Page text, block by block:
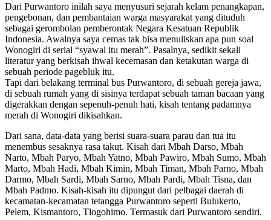
Dari Purwantoro inilah saya menyusuri sejarah kelam penangkapan,
pengebonan, dan pembantaian warga masyarakat yang dituduh
sebagai gerombolan pemberontak Negara Kesatuan Republik
Indonesia. Awalnya saya cemas tak bisa menuliskan apa pun soal
Wonogiri di serial “syawal itu merah”. Pasalnya, sedikit sekali
literatur yang berkisah ihwal kecemasan dan ketakutan warga di
sebuah periode pagebluk itu.
Tapi dari belakang terminal bus Purwantoro, di sebuah gereja jawa,
di sebuah rumah yang di sisinya terdapat sebuah taman bacaan yang
digerakkan dengan sepenuh-penuh hati, kisah tentang padamnya
merah di Wonogiri dikisahkan.
Dari sana, data-data yang berisi suara-suara parau dan tua itu
menembus sesaknya rasa takut. Kisah dari Mbah Darso, Mbah
Narto, Mbah Paryo, Mbah Yatno, Mbah Pawiro, Mbah Sumo, Mbah
Marto, Mbah Hadi, Mbah Kimin, Mbah Timan, Mbah Parno, Mbah
Darmo, Mbah Sardi, Mbah Sarno, Mbah Pardi, Mbah Tisna, dan
Mbah Padmo. Kisah-kisah itu dipungut dari pelbagai daerah di
kecamatan-kecamatan tetangga Purwantoro seperti Bulukerto,
Pelem, Kismantoro, Tlogohimo. Termasuk dari Purwantoro sendiri.